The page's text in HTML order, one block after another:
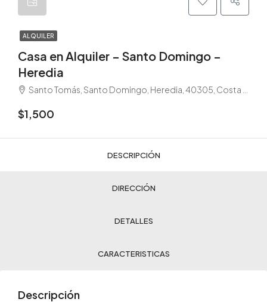
ALQUILER
Casa en Alquiler – Santo Domingo –
Heredia
Santo Tomás, Santo Domingo, Heredia, 40305, Costa Rica
$1,500
DESCRIPCIÓN
DIRECCIÓN
DETALLES
CARACTERISTICAS
Descripción